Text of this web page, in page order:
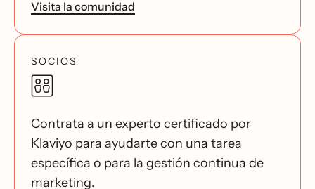
Visita la comunidad
SOCIOS
Contrata a un experto certificado por
Klaviyo para ayudarte con una tarea
específica o para la gestión continua de
marketing.